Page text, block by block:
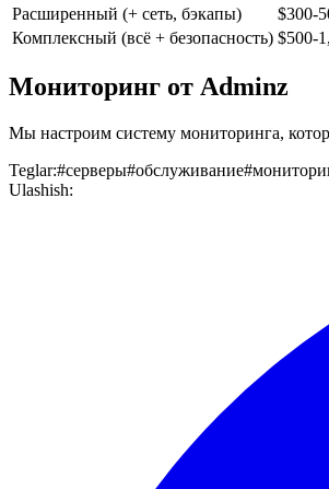
Расширенный (+ сеть, бэкапы)
$300-
Комплексный (всё + безопасность) $500-
Мониторинг от Adminz
Мы настроим систему мониторинга,
Teglar:#серверы#обслуживание#
Ulashish: